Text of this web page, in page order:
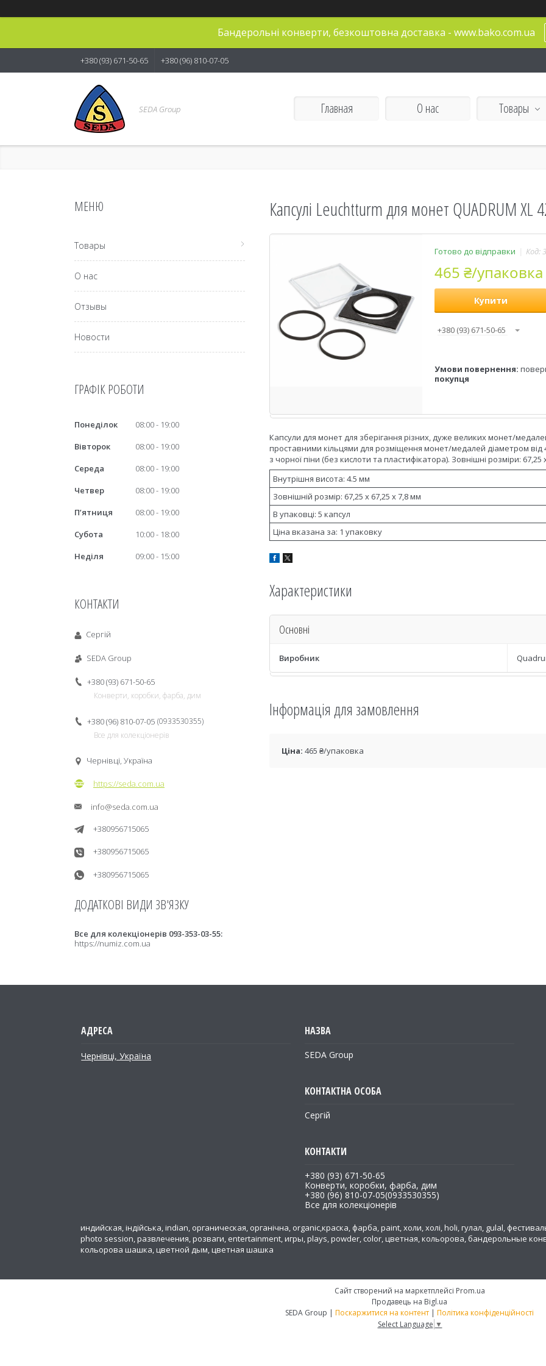
Бандерольні конверти, безкоштовна доставка - www.bako.com.ua
+380 (93) 671-50-65 +380 (96) 810-07-05
SEDA Group Главная О нас Товары
Капсулі Leuchtturm для монет QUADRUM XL
Готово до відправки Код:
465 ₴/упаковка
Купити
+380 (93) 671-50-65
покупця
Капсули для монет для зберігання різних, дуже великих монет/
проставними кільцями для розміщення монет/медалей діаметром
з чорної піни (без кислоти та пластифікатора). Зовнішні розміри:
Внутрішня висота: 4.5 мм
Зовнішній розмір: 67,25 х 67,25 х 7,8 мм
В упаковці: 5 капсул
Ціна вказана за: 1 упаковку
Характеристики
Основні
Виробник
Інформація для замовлення
Ціна: 465 ₴/упаковка
Товары
О нас
Отзывы
Новости
ГРАФІК РОБОТИ
Понеділок 08:00
19:00
Вівторок
08:00
19:00
Середа
08:00
19:00
Четвер
08:00
19:00
Пʼятниця
08:00
19:00
Субота
10:00
18:00
Неділя
09:00 15:00
КОНТАКТИ
Сергій
SEDA Group
+380 (93) 671-50-65
Конверти, коробки, фарба, дим
+380 (96) 810-07-05 0933530355
Все для колекціонерів
Чернівці, Україна
https://seda.com.ua
info@seda.com.ua
+380956715065
+380956715065
+380956715065
Все для колекціонерів 093-353-03-55
https://numiz.com.ua
Чернівці, Україна SEDA Group
Сергій
+380 (93) 671-50-65
Конверти, коробки, фарба, дим
+380 (96) 810-07-05 0933530355
Все для колекціонерів
индийская, індійська, indian, органическая, органічна, organic,краска, фарба, paint, холи, холі, holi, гулал, gulal,
photo session, развлечения, розваги, entertainment, игры, plays, powder, color, цветная, кольорова, бандерольные
кольорова шашка, цветной дым, цветная шашка
Сайт створений на маркетплейсі Prom.ua
Продавець на Bigl.ua
SEDA Group | Поскаржитися на контент | Політика конфіденційності
Select Language ▼